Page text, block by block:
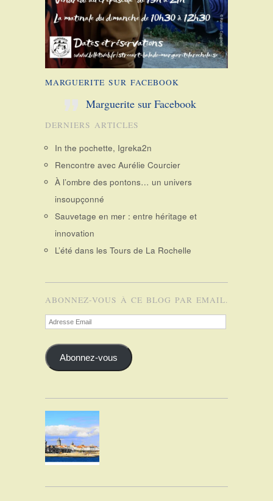
MARGUERITE SUR FACEBOOK
Marguerite sur Facebook
DERNIERS ARTICLES
In the pochette, Igreka2n
Rencontre avec Aurélie Courcier
À l’ombre des pontons… un univers
insoupçonné
Sauvetage en mer : entre héritage et
innovation
L’été dans les Tours de La Rochelle
ABONNEZ-VOUS À CE BLOG PAR EMAIL.
Adresse
Email
Abonnez-vous